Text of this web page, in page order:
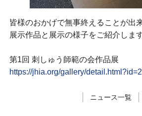
皆様のおかげで無事終えることが出
展示作品と展示の様子をご紹介します
第1回 刺しゅう師範の会作品展
https://jhia.org/gallery/
ニュース一覧